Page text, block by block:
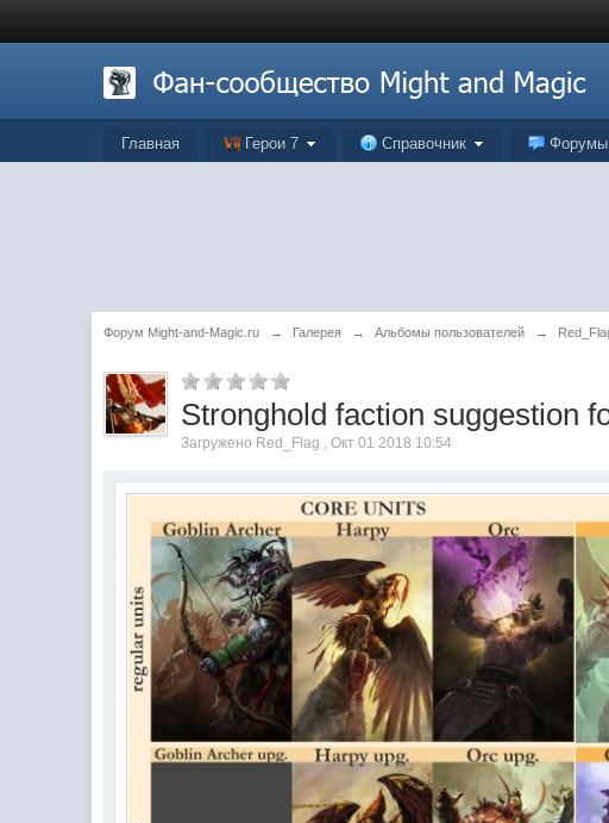
Главная Герои 7 Справочник Форумы
Форум Might-and-Magic.ru → Галерея → Альбомы пользователей →
Stronghold faction suggestion
Загружено Red_Flag , Окт 01 2018 10:54